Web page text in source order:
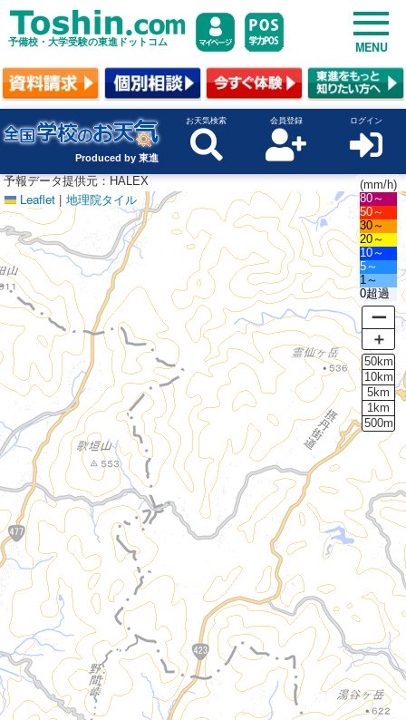
予備校・大学受験の東進ドットコム MENU
Produced by 東進
お天気検索 会員登録 ログイン
Leaflet | 地理院タイル
(mm/h)
80～
50～
30～
20～
10～
5～
1～
0超過
ー
＋
50km
10km
5km
1km
500m
予報データ提供元：HALEX